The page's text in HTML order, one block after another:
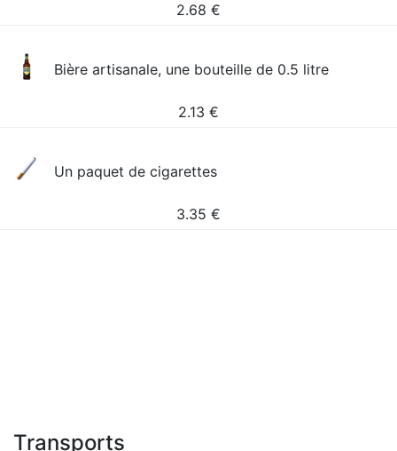
2.68 €
Bière artisanale, une bouteille de 0.5 litre
2.13 €
Un paquet de cigarettes
3.35 €
Transports